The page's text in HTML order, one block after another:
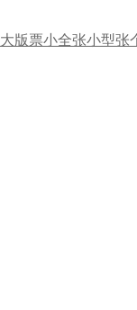
大版票小全张小型张